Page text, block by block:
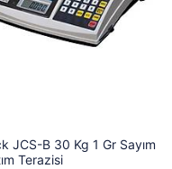
JCS-B 30 Kg 1 Gr Sayım
Terazisi